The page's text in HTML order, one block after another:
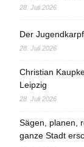
28. Juli 2026
Der
28. Juli 2026
Christian
Leipzig
28. Juli 2026
Sägen, planen,
ganze Stadt